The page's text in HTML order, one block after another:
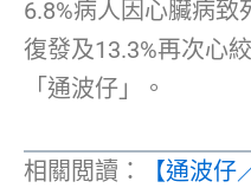
6.8%病人因心臟病致
復發及13.3%再次心
「通波仔」。
相關閲讀：
【通波